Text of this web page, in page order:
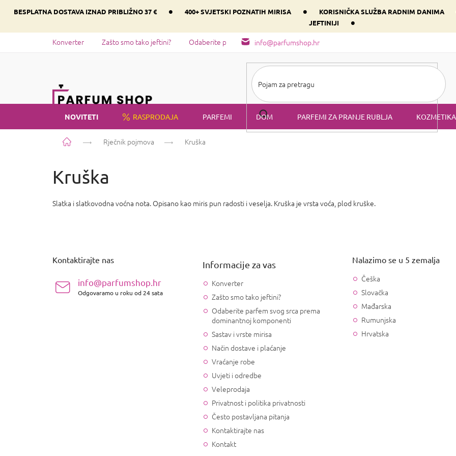
BESPLATNA DOSTAVA IZNAD PRIBLIŽNO 37 € • 400+ SVJETSKI POZNATIH MIRISA • KORISNIČKA SLUŽBA RADNIM DANIMA
JEFTINIJI
•
info@parfumshop.hr
Konverter Zašto smo tako jeftini? Odaberite parfem svog srca prema dominantnoj komponenti
NOVITETI RASPRODAJA PARFEMI DOM PARFEMI ZA PRANJE RUBLJA KOZMETIKA
Početna Rječnik pojmova Kruška
Kruška
Slatka i slatkovodna voćna nota. Opisano kao miris pun radosti i veselja. Kruška je vrsta voća, plod kruške.
Kontaktirajte nas
info@parfumshop.hr
Odgovaramo u roku od 24 sata
Informacije za vas
Konverter
Zašto smo tako jeftini?
Odaberite parfem svog srca prema
dominantnoj komponenti
Sastav i vrste mirisa
Način dostave i plaćanje
Vraćanje robe
Uvjeti i odredbe
Veleprodaja
Privatnost i politika privatnosti
Često postavljana pitanja
Kontaktirajte nas
Kontakt
Nalazimo se u 5 zemalja
Češka
Slovačka
Mađarska
Rumunjska
Hrvatska